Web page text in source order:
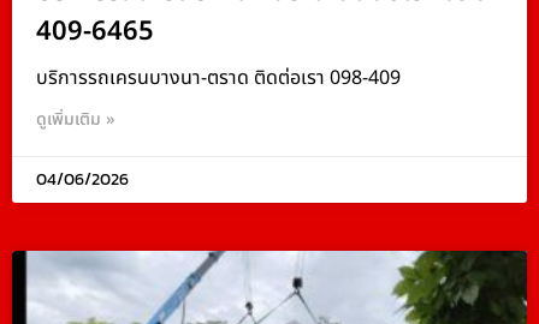
409-6465
บริการรถเครนบางนา-ตราด ติดต่อเรา 098-409
ดูเพิ่มเติม »
04/06/2026